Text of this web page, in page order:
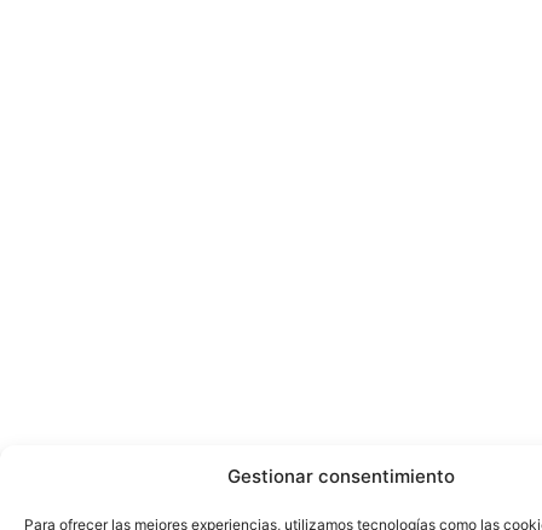
Gestionar consentimiento
Para ofrecer las mejores experiencias, utilizamos tecnologías como las